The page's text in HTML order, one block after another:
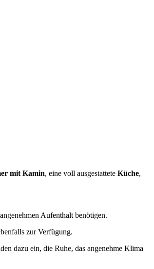
mit Kamin, eine voll ausgestattete Küche,
Aufenthalt benötigen.
zur Verfügung.
dazu ein, die Ruhe, das angenehme Klima